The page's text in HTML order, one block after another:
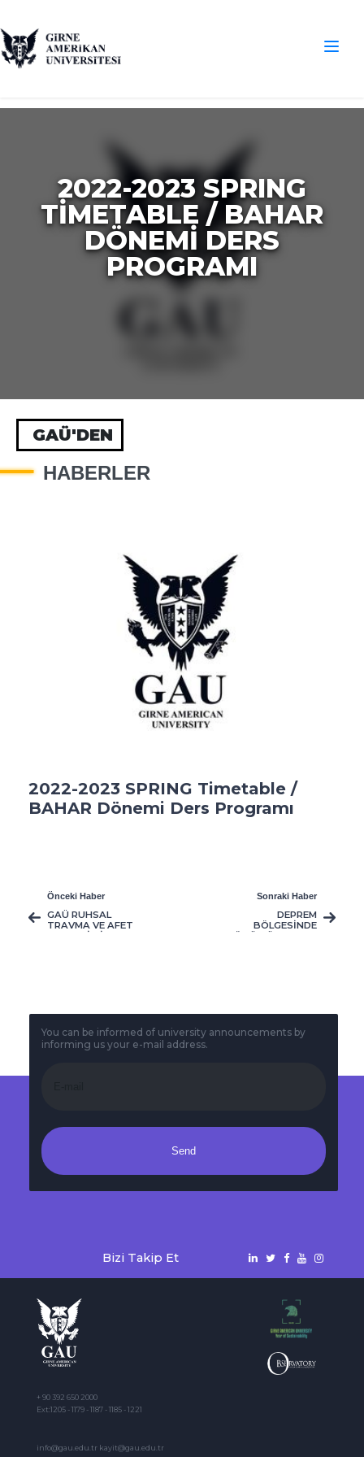
2022-2023 SPRING
TIMETABLE / BAHAR
DÖNEMI DERS
PROGRAMI
GAÜ'DEN
HABERLER
2022-2023 SPRING Timetable /
BAHAR Dönemi Ders Programı
Önceki Haber
GAÜ RUHSAL
TRAVMA VE AFET
MERKEZİ’NİN
Sonraki Haber
DEPREM
BÖLGESİNDE
GÖNÜLLÜ OLARAK
You can be informed of university announcements by
informing us your e-mail address.
Send
Bizi Takip Et
+ 90 392 650 2000
Ext:1205 - 1179 - 1187 - 1185 - 1221
info@gau.edu.tr kayit@gau.edu.tr